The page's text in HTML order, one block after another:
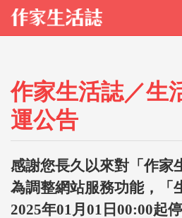
作家生活誌／生
運公告
感謝您長久以來對「作家
為調整網站服務功能，「
2025年01月01日00:00起